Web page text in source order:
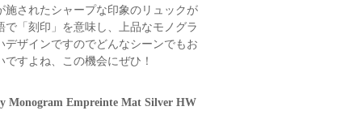
されたシャープな印象のリュックが
「刻印」を意味し、上品なモノグラ
ザインですのでどんなシーンでもお
すよね、この機会にぜひ！
Monogram Empreinte Mat Silver HW